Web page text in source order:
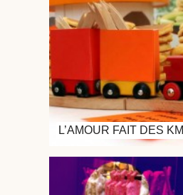
L’AMOUR FAIT DES KM